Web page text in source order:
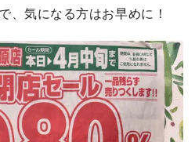
、気になる方はお早めに！